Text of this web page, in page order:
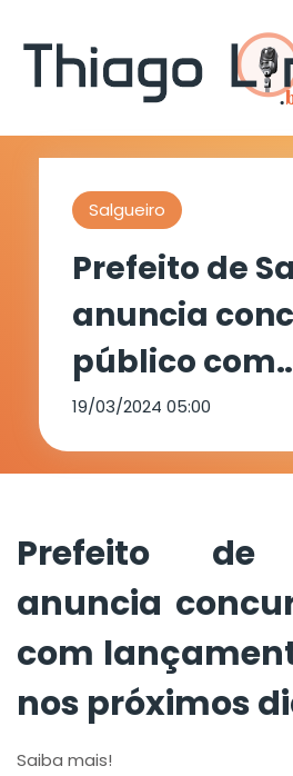
Salgueiro
Prefeito de
anuncia
público com
lançamento
edital nos
19/03/2024 05:00
Prefeito de
anuncia
com
nos próximos
Saiba mais!